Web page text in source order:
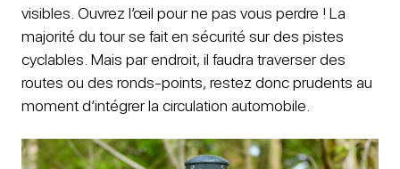
visibles. Ouvrez l’œil pour ne pas vous perdre ! La
majorité du tour se fait en sécurité sur des pistes
cyclables. Mais par endroit, il faudra traverser des
routes ou des ronds-points, restez donc prudents au
moment d’intégrer la circulation automobile.